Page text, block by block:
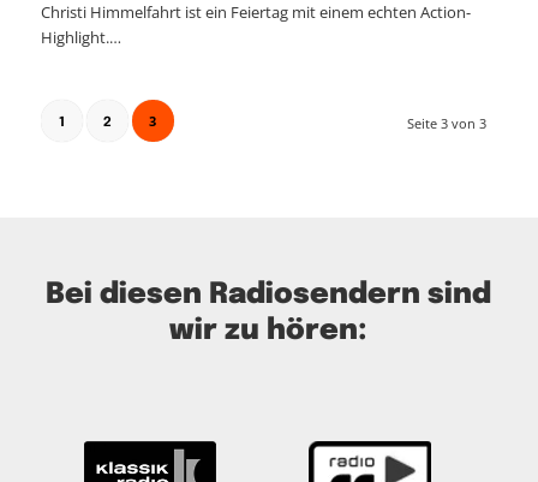
Christi Himmelfahrt ist ein Feiertag mit einem echten Action-
Highlight.…
Seite 3 von 3
1 2 3
Bei diesen Radiosendern sind
wir zu hören: